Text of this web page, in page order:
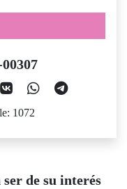
1072
de su interés